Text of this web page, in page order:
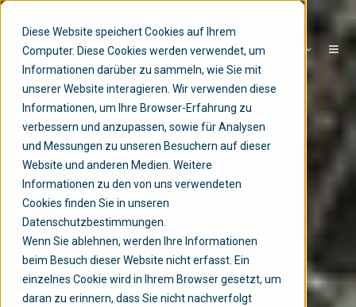
Diese Website speichert Cookies auf Ihrem
Computer. Diese Cookies werden verwendet, um
Informationen darüber zu sammeln, wie Sie mit
unserer Website interagieren. Wir verwenden diese
Informationen, um Ihre Browser-Erfahrung zu
verbessern und anzupassen, sowie für Analysen
und Messungen zu unseren Besuchern auf dieser
Website und anderen Medien. Weitere
Informationen zu den von uns verwendeten
Cookies finden Sie in unseren
Datenschutzbestimmungen.
Wenn Sie ablehnen, werden Ihre Informationen
beim Besuch dieser Website nicht erfasst. Ein
einzelnes Cookie wird in Ihrem Browser gesetzt, um
daran zu erinnern, dass Sie nicht nachverfolgt